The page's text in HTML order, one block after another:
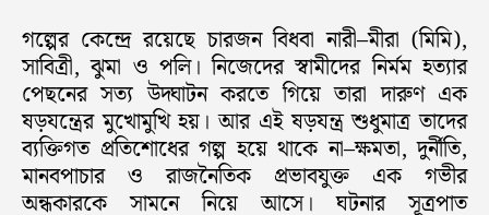
গল্পের কেন্দ্রে রয়েছে চারজন বিধবা নারী–মীরা (মিমি),
সাবিত্রী, ঝুমা ও পলি। নিজেদের স্বামীদের নির্মম হত্যার
পেছনের সত্য উদ্ঘাটন করতে গিয়ে তারা দারুণ এক
ষড়যন্ত্রের মুখোমুখি হয়। আর এই ষড়যন্ত্র শুধুমাত্র তাদের
ব্যক্তিগত প্রতিশোধের গল্প হয়ে থাকে না–ক্ষমতা, দুর্নীতি,
মানবপাচার ও রাজনৈতিক প্রভাবযুক্ত এক গভীর
অন্ধকারকে সামনে নিয়ে আসে। ঘটনার সূত্রপাত